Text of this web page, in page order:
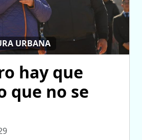
URBANA
hay que
que no se